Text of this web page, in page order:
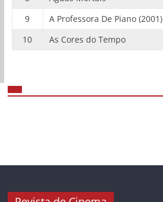
9
A Professora De Piano (2001)
10
As Cores do Tempo